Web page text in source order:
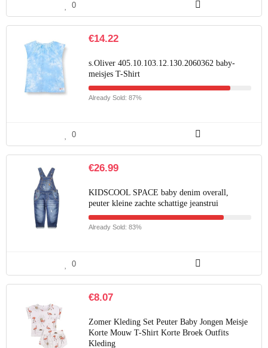
0
€14.22
s.Oliver 405.10.103.12.130.2060362 baby-
meisjes T-Shirt
Already Sold: 87%
0
€26.99
KIDSCOOL SPACE baby denim overall,
peuter kleine zachte schattige jeanstrui
Already Sold: 83%
0
€8.07
Zomer Kleding Set Peuter Baby Jongen Meisje
Korte Mouw T-Shirt Korte Broek Outfits
Kleding